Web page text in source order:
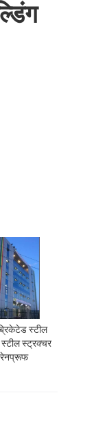
स्टील
स्टील स्ट्रक्चर